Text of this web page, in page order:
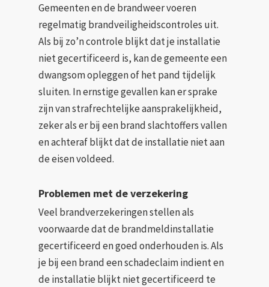
Gemeenten en de brandweer voeren
regelmatig brandveiligheidscontroles uit.
Als bij zo’n controle blijkt dat je installatie
niet gecertificeerd is, kan de gemeente een
dwangsom opleggen of het pand tijdelijk
sluiten. In ernstige gevallen kan er sprake
zijn van strafrechtelijke aansprakelijkheid,
zeker als er bij een brand slachtoffers vallen
en achteraf blijkt dat de installatie niet aan
de eisen voldeed.
Problemen met de verzekering
Veel brandverzekeringen stellen als
voorwaarde dat de brandmeldinstallatie
gecertificeerd en goed onderhouden is. Als
je bij een brand een schadeclaim indient en
de installatie blijkt niet gecertificeerd te